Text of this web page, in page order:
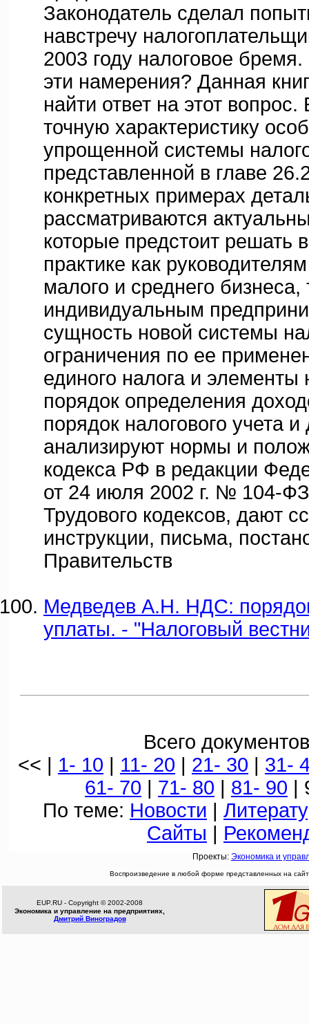
Законодатель сделал
навстречу
2003 году налоговое
эти намерения? Данная
найти ответ на этот
точную характеристику
упрощенной системы
представленной в главе
конкретных примерах
рассматриваются
которые предстоит решать
практике как
малого и среднего бизнеса,
индивидуальным
сущность новой системы
ограничения по ее
единого налога и элементы
порядок определения
порядок налогового учета
анализируют нормы и
кодекса РФ в редакции
от 24 июля 2002 г. № 104-
Трудового кодексов, дают
инструкции, письма,
Правительств
Медведев А.Н. НДС:
уплаты. - "Налоговый
Всего
<< | 1- 10 | 11- 20 | 21- 30 | 31-
61- 70 | 71- 80 | 81- 90 |
По теме: Новости |
Сайты |
Проекты: Экономика и
Воспроизведение в любой форме представленных на
EUP.RU - Copyright © 2002-2008
Экономика и управление на предприятиях,
Дмитрий Виноградов